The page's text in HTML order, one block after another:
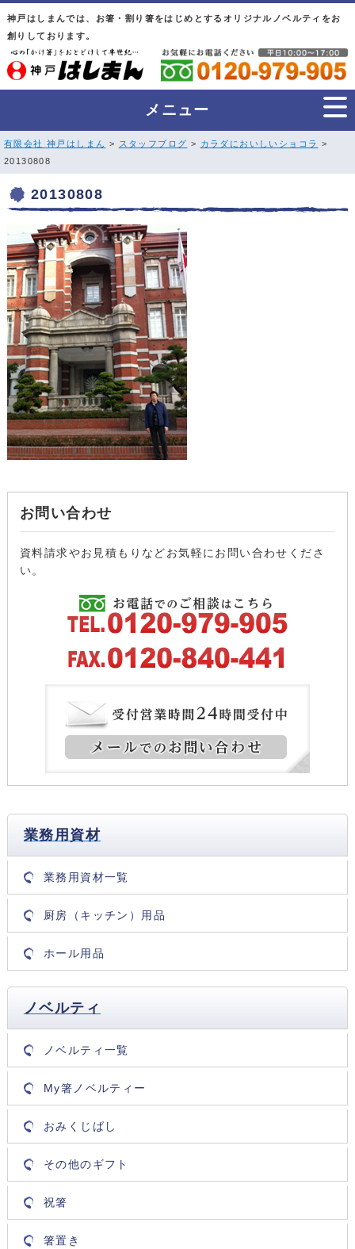
神戸はしまんでは、お箸・割り箸をはじめとするオリジナルノベルティをお
創りしております。
メニュー
有限会社 神戸はしまん > スタッフブログ > カラダにおいしいショコラ
>
20130808
20130808
お問い合わせ
資料請求やお見積もりなどお気軽にお問い合わせくださ
い。
業務用資材
業務用資材一覧
厨房（キッチン）用品
ホール用品
ノベルティ
ノベルティ一覧
My箸ノベルティー
おみくじばし
その他のギフト
祝箸
箸置き